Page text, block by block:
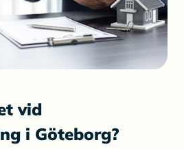
vid
i Göteborg?